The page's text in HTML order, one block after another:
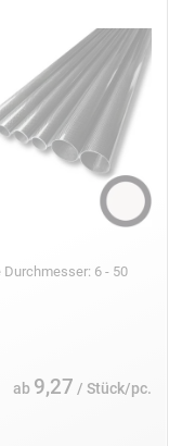
Durchmesser: 6 - 50
ab 9,27 / Stück/pc.